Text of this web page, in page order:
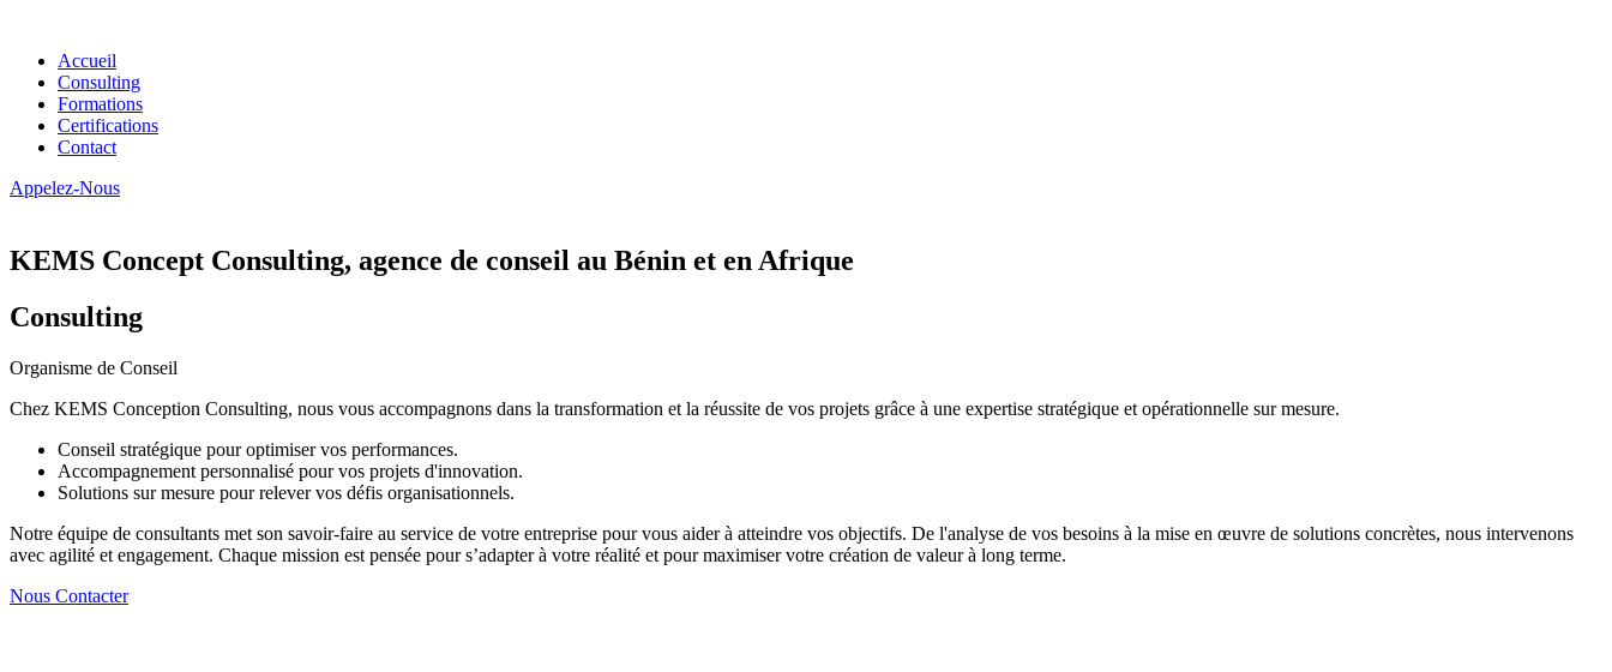
Accueil
Consulting
Formations
Certifications
Contact
Appelez-Nous
KEMS Concept Consulting, agence de conseil au Bénin et en Afrique
Consulting
Organisme de Conseil
Chez KEMS Conception Consulting, nous vous accompagnons dans la transformation et la réussite de vos projets grâce à une expertise stratégique et opérationnelle sur mesure.
Conseil stratégique pour optimiser vos performances.
Accompagnement personnalisé pour vos projets d'innovation.
Solutions sur mesure pour relever vos défis organisationnels.
Notre équipe de consultants met son savoir-faire au service de votre entreprise pour vous aider à atteindre vos objectifs. De l'analyse de vos besoins à la mise en œuvre de solutions concrètes, nous intervenons
avec agilité et engagement. Chaque mission est pensée pour s’adapter à votre réalité et pour maximiser votre création de valeur à long terme.
Nous Contacter